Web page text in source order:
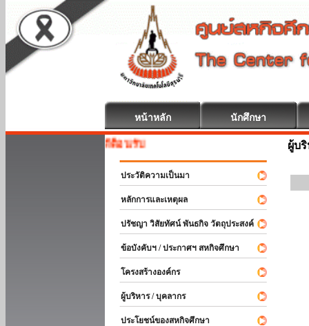
หน้าหลัก นักศึกษา
สหกิจศึกษา ยินดีต้อนรับ
ประวัติความเป็นมา
หลักการและเหตุผล
ปรัชญา วิสัยทัศน์ พันธกิจ วัตถุประสงค์
ข้อบังคับฯ / ประกาศฯ สหกิจศึกษา
โครงสร้างองค์กร
ผู้บริหาร / บุคลากร
ประโยชน์ของสหกิจศึกษา
ผู้บ